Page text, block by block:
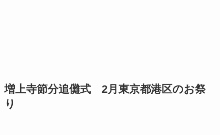
増上寺節分追儺式 2月東京都港区のお祭
り